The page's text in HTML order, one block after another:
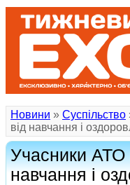
Новини » Суспільство
від навчання і
Учасники АТО
навчання і